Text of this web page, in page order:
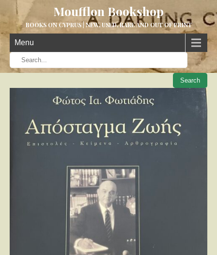
Moufflon Bookshop
BOOKS ON CYPRUS | NEW, USED, RARE AND OUT OF PRINT
Menu
When